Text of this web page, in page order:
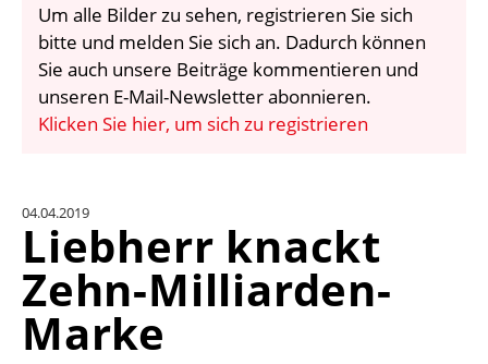
VIDEOS
BIBLIOTHEK
KRAN & BÜHNE
EINHEITENKONVERTER
KONTAKT
Um alle Bilder zu sehen, registrieren Sie sich
bitte und melden Sie sich an. Dadurch können
Sie auch unsere Beiträge kommentieren und
unseren E-Mail-Newsletter abonnieren.
Klicken Sie hier, um sich zu registrieren
04.04.2019
Liebherr knackt
Zehn-Milliarden-
Marke